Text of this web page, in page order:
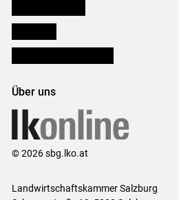
Über uns
© 2026 sbg.lko.at
Landwirtschaftskammer Salzburg